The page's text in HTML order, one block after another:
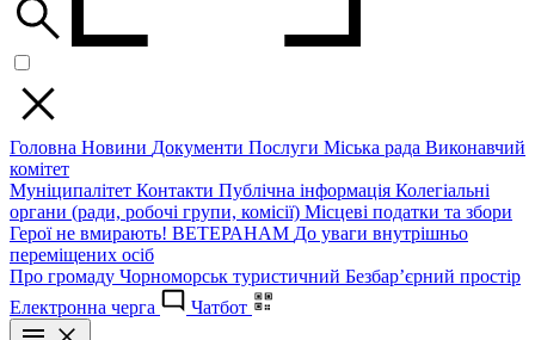
Головна Новини Документи Послуги Міська рада Виконавчий
комітет
Муніципалітет Контакти Публічна інформація Колегіальні
органи (ради, робочі групи, комісії) Місцеві податки та збори
Герої не вмирають! ВЕТЕРАНАМ До уваги внутрішньо
переміщених осіб
Про громаду Чорноморськ туристичний Безбар’єрний простір
Електронна черга
Чатбот